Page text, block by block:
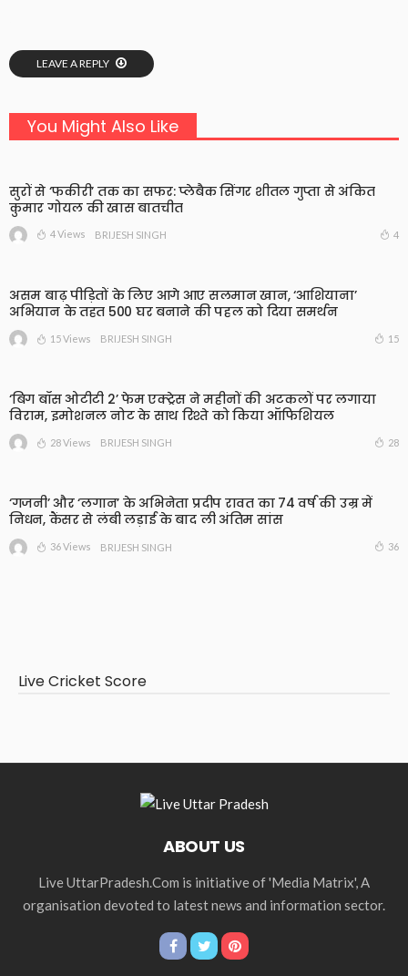
LEAVE A REPLY
You Might Also Like
सुरों से ‘फकीरी’ तक का सफर: प्लेबैक सिंगर शीतल गुप्ता से अंकित
कुमार गोयल की खास बातचीत
4 Views BRIJESH SINGH 4
असम बाढ़ पीड़ितों के लिए आगे आए सलमान खान, ‘आशियाना’
अभियान के तहत 500 घर बनाने की पहल को दिया समर्थन
15 Views BRIJESH SINGH 15
‘बिग बॉस ओटीटी 2’ फेम एक्ट्रेस ने महीनों की अटकलों पर लगाया
विराम, इमोशनल नोट के साथ रिश्ते को किया ऑफिशियल
28 Views BRIJESH SINGH 28
‘गजनी’ और ‘लगान’ के अभिनेता प्रदीप रावत का 74 वर्ष की उम्र में
निधन, कैंसर से लंबी लड़ाई के बाद ली अंतिम सांस
36 Views BRIJESH SINGH 36
Live Cricket Score
ABOUT US
Live UttarPradesh.Com is initiative of 'Media Matrix', A
organisation devoted to latest news and information sector.